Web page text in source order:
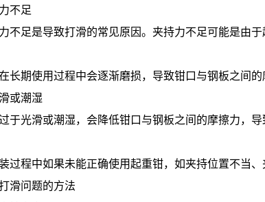
不足
足是导致打滑的常见原因。夹持力不足可能是由于
期使用过程中会逐渐磨损，导致钳口与钢板之间的
或潮湿
光滑或潮湿，会降低钳口与钢板之间的摩擦力，导
程中如果未能正确使用起重钳，如夹持位置不当、
滑问题的方法